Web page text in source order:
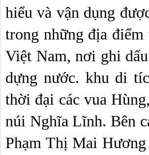
hiểu và vận dụng
trong những địa
Việt Nam, nơi ghi
dựng nước. khu di
thời đại các vua
núi Nghĩa Lĩnh. Bên
Phạm Thị Mai